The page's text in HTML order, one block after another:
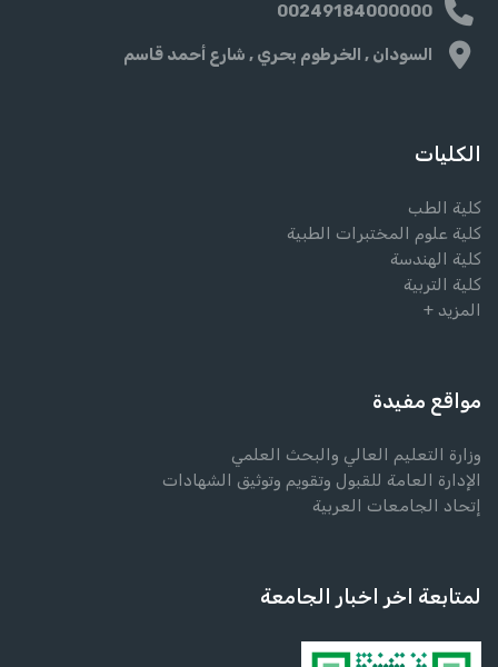
00249184000000
السودان , الخرطوم بحري , شارع أحمد قاسم
الكليات
كلية الطب
كلية علوم المختبرات الطبية
كلية الهندسة
كلية التربية
المزيد +
مواقع مفيدة
وزارة التعليم العالي والبحث العلمي
الإدارة العامة للقبول وتقويم وتوثيق الشهادات
إتحاد الجامعات العربية
لمتابعة اخر اخبار الجامعة